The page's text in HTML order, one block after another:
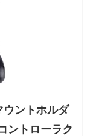
ウントホルダ
ントローラク